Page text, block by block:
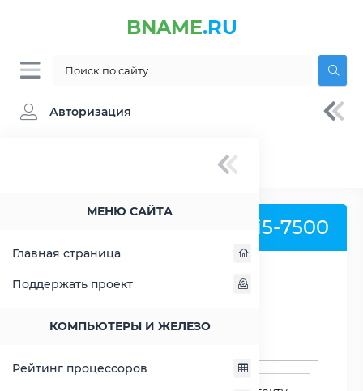
BNAME.RU
Авторизация
МЕНЮ САЙТА
Главная страница
Поддержать проект
КОМПЬЮТЕРЫ И ЖЕЛЕЗО
Рейтинг процессоров
» Процессор Intel Core i5-7500 -
Процессор Intel Core i5-7500
РАСШИРИТЬ СЛЕВА